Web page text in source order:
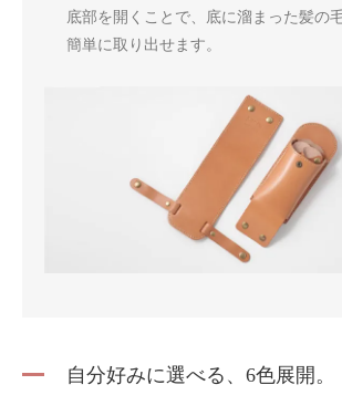
底部を開くことで、底に溜まった髪の
簡単に取り出せます。
自分好みに選べる、6色展開。